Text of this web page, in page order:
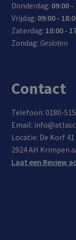
Donderdag: 09:00 -
Vrijdag: 09:00 -
Zaterdag: 10:00 -
Zondag: Gesloten
Contact
Telefoon: 0180-
Email:
Locatie: De Korf 41
2924 AH Krimpen
Laat een Review